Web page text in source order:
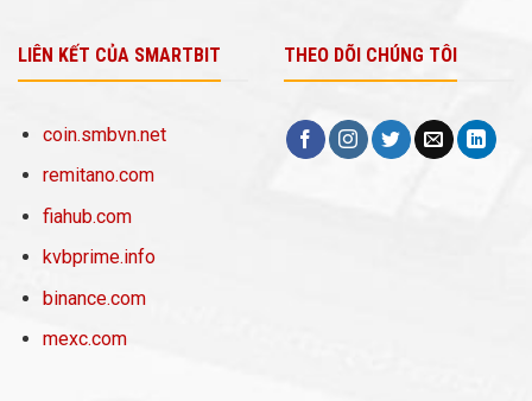
LIÊN KẾT CỦA SMARTBIT
coin.smbvn.net
remitano.com
fiahub.com
kvbprime.info
binance.com
mexc.com
THEO DÕI CHÚNG TÔI